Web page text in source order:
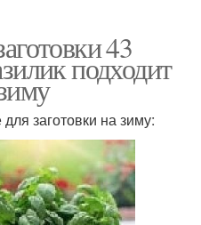
43
подходит
заготовки на зиму: